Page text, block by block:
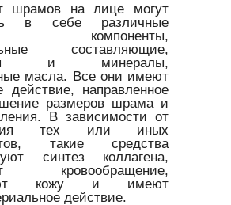
шрамов на лице могут
в себе различные
компоненты,
составляющие,
и минералы,
масла. Все они имеют
действие, направленное
размеров шрама и
В зависимости от
тех или иных
такие средства
синтез коллагена,
кровообращение,
кожу и имеют
действие.